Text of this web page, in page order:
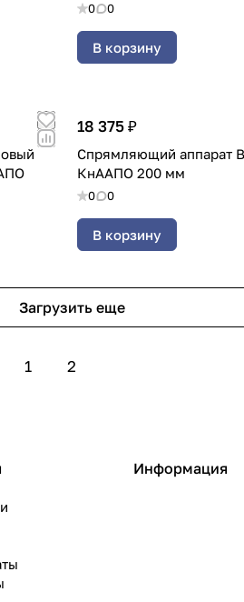
0 0
В корзину
18 375 ₽
Спрямляющий аппарат
КнААПО 200 мм
0 0
В корзину
Загрузить еще
1 2
Информация